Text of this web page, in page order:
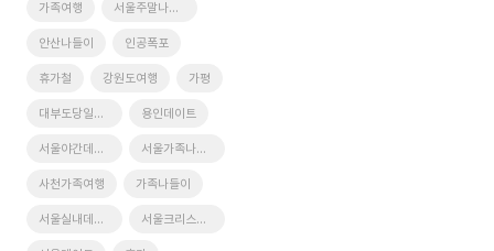
가족여행 서울주말나들이
안산나들이 인공폭포
휴가철 강원도여행 가평
대부도당일치기 용인데이트
서울야간데이트 서울가족나들이
사천가족여행 가족나들이
서울실내데이트 서울크리스마스데이트